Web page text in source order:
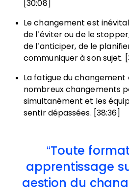
[30:08]
Le changement est
de l’éviter ou de le
de l’anticiper, de le
communiquer à son sujet.
La fatigue du changement
nombreux changements
simultanément et les
sentir dépassées. [38:36]
Toute
apprentissage
gestion du